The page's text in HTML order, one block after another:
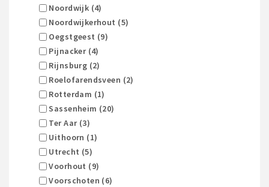
Noordwijk (4)
Noordwijkerhout (5)
Oegstgeest (9)
Pijnacker (4)
Rijnsburg (2)
Roelofarendsveen (2)
Rotterdam (1)
Sassenheim (20)
Ter Aar (3)
Uithoorn (1)
Utrecht (5)
Voorhout (9)
Voorschoten (6)